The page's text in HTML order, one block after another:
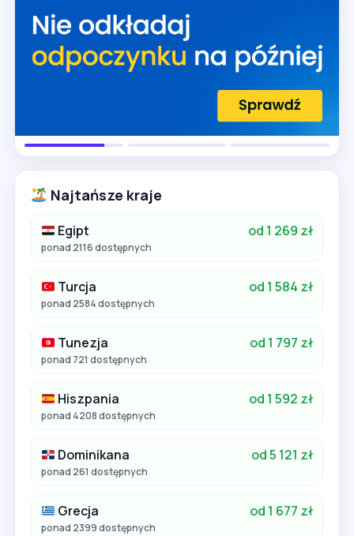
Najtańsze kraje
Egipt od 1 269 zł
ponad 2116 dostępnych
Turcja od 1 584 zł
ponad 2584 dostępnych
Tunezja od 1 797 zł
ponad 721 dostępnych
Hiszpania od 1 592 zł
ponad 4208 dostępnych
Dominikana od 5 121 zł
ponad 261 dostępnych
Grecja od 1 677 zł
ponad 2399 dostępnych